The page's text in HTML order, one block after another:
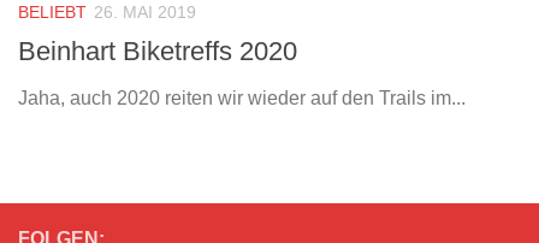
BELIEBT 26. MAI 2019
Beinhart Biketreffs 2020
Jaha, auch 2020 reiten wir wieder auf den Trails im...
FOLGEN: